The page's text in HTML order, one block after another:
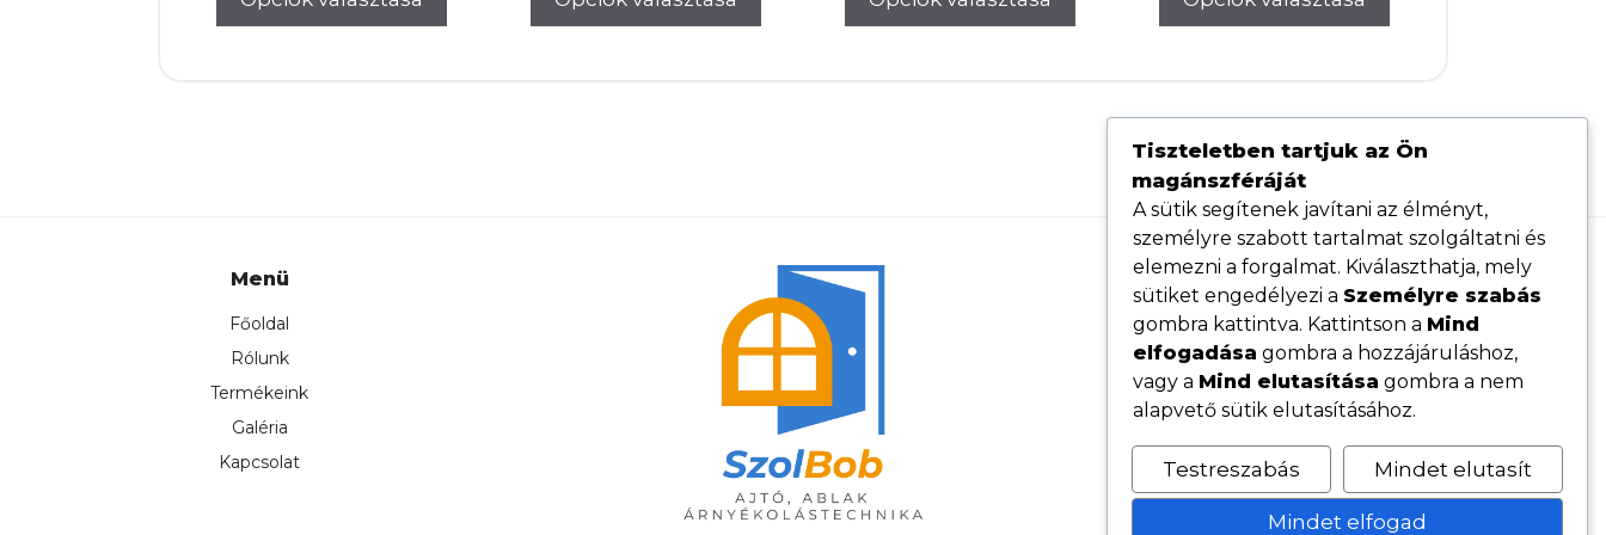
Menü
Főoldal
Rólunk
Termékeink
Galéria
Kapcsolat
Hasznos linkek
Adatvédelmi tájékoztató
ÁSZF
Cookie tájékoztató
Kövess minket közösségi oldalainkon
Tiszteletben tartjuk az Ön
magánszféráját
A sütik segítenek javítani az élményt,
személyre szabott tartalmat szolgáltatni és
elemezni a forgalmat. Kiválaszthatja, mely
sütiket engedélyezi a Személyre szabás
gombra kattintva. Kattintson a Mind
elfogadása gombra a hozzájáruláshoz,
vagy a Mind elutasítása gombra a nem
alapvető sütik elutasításához.
Testreszabás Mindet elutasít
Mindet elfogad